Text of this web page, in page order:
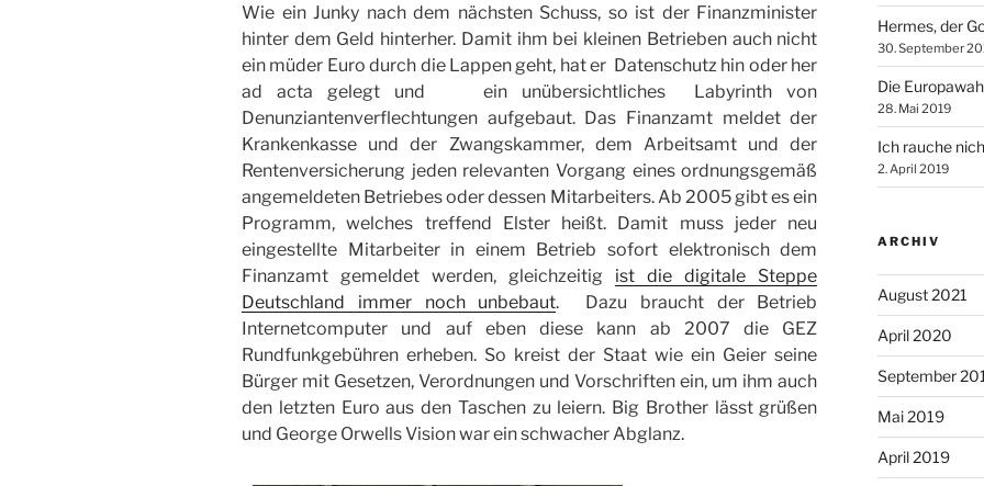
Wie ein Junky nach dem nächsten Schuss, so ist der Finanzminister
hinter dem Geld hinterher. Damit ihm bei kleinen Betrieben auch nicht
ein müder Euro durch die Lappen geht, hat er  Datenschutz hin oder her
ad acta gelegt und  ein unübersichtliches Labyrinth von
Denunziantenverflechtungen aufgebaut. Das Finanzamt meldet der
Krankenkasse und der Zwangskammer, dem Arbeitsamt und der
Rentenversicherung jeden relevanten Vorgang eines ordnungsgemäß
angemeldeten Betriebes oder dessen Mitarbeiters. Ab 2005 gibt es ein
Programm, welches treffend Elster heißt. Damit muss jeder neu
eingestellte Mitarbeiter in einem Betrieb sofort elektronisch dem
Finanzamt gemeldet werden, gleichzeitig ist die digitale Steppe
Deutschland immer noch unbebaut. Dazu braucht der Betrieb
Internetcomputer und auf eben diese kann ab 2007 die GEZ
Rundfunkgebühren erheben. So kreist der Staat wie ein Geier seine
Bürger mit Gesetzen, Verordnungen und Vorschriften ein, um ihm auch
den letzten Euro aus den Taschen zu leiern. Big Brother lässt grüßen
und George Orwells Vision war ein schwacher Abglanz.
Hermes, der
30. September
Die
28. Mai 2019
Ich rauche
2. April 2019
ARCHIV
August 2021
April 2020
September
Mai 2019
April 2019